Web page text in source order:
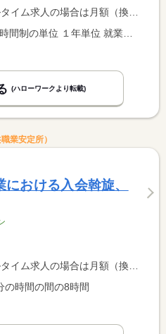
算額）、パート求人の場合は時間額を表示しています。
(ハローワークより転載)
業安定所）
おける入会斡旋、
算額）、パート求人の場合は時間額を表示しています。
の時間の間の8時間